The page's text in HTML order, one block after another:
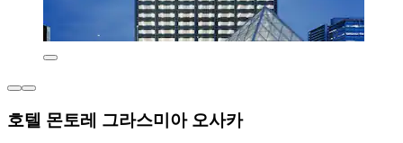
호텔 몬토레 그라스미아 오사카